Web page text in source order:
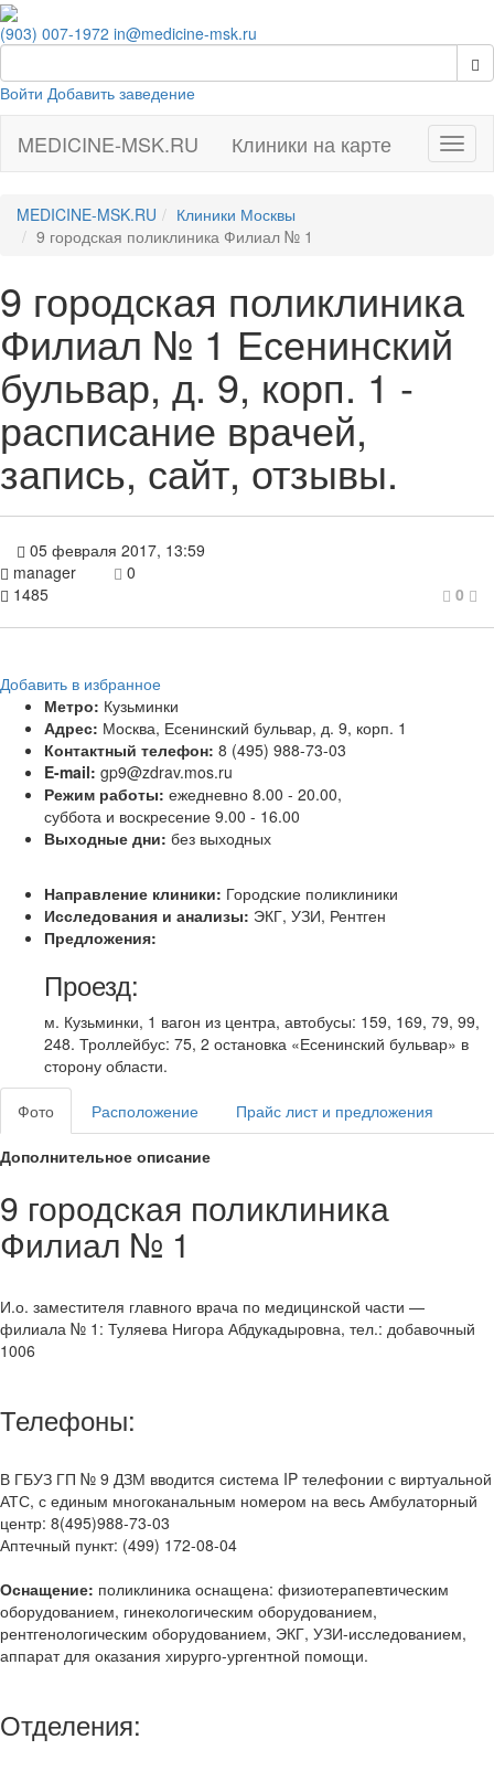
(903) 007-1972 in@medicine-msk.ru
Войти Добавить заведение
MEDICINE-MSK.RU Клиники на карте
MEDICINE-MSK.RU
Клиники Москвы
9 городская поликлиника Филиал № 1
9 городская поликлиника
Филиал № 1 Есенинский
бульвар, д. 9, корп. 1 -
расписание врачей,
запись, сайт, отзывы.
05 февраля 2017, 13:59
manager
0
1485
0
Добавить в избранное
Метро: Кузьминки
Адрес: Москва, Есенинский бульвар, д. 9, корп. 1
Контактный телефон: 8 (495) 988-73-03
E-mail: gp9@zdrav.mos.ru
Режим работы: ежедневно 8.00 - 20.00,
суббота и воскресение 9.00 - 16.00
Выходные дни: без выходных
Направление клиники: Городские поликлиники
Исследования и анализы: ЭКГ, УЗИ, Рентген
Предложения:
Проезд:
м. Кузьминки, 1 вагон из центра, автобусы: 159, 169, 79, 99,
248. Троллейбус: 75, 2 остановка «Есенинский бульвар» в
сторону области.
Фото Расположение Прайс лист и предложения
Дополнительное описание
9 городская поликлиника
Филиал № 1
И.о. заместителя главного врача по медицинской части —
филиала № 1: Туляева Нигора Абдукадыровна, тел.: добавочный
1006
Телефоны:
В ГБУЗ ГП № 9 ДЗМ вводится система IP телефонии с виртуальной
АТС, с единым многоканальным номером на весь Амбулаторный
центр: 8(495)988-73-03
Аптечный пункт: (499) 172-08-04
Оснащение: поликлиника оснащена: физиотерапевтическим
оборудованием, гинекологическим оборудованием,
рентгенологическим оборудованием, ЭКГ, УЗИ-исследованием,
аппарат для оказания хирурго-ургентной помощи.
Отделения: